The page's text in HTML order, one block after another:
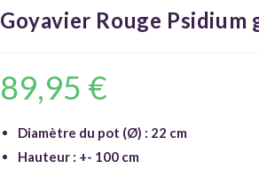
Goyavier Rouge Psidium
89,95 €
Diamètre du pot (Ø) : 22 cm
Hauteur : +- 100 cm